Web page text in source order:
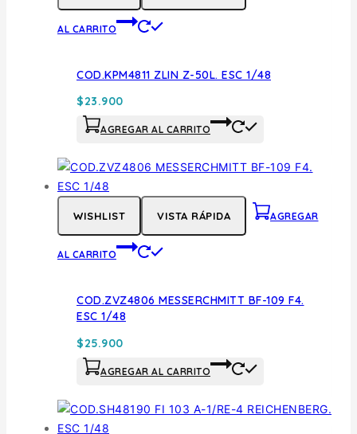
AL CARRITO
COD.KPM4811 ZLIN Z-50L. ESC 1/48
$23.900
AGREGAR AL CARRITO
WISHLIST VISTA RÁPIDA AGREGAR
AL CARRITO
COD.ZVZ4806 MESSERCHMITT BF-109 F4.
ESC 1/48
$25.900
AGREGAR AL CARRITO